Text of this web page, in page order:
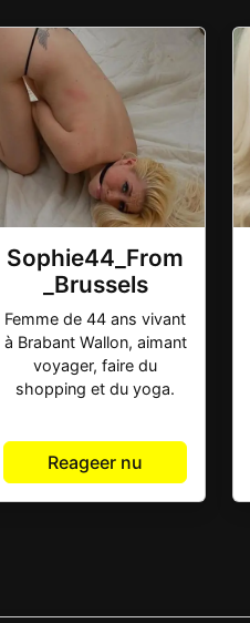
Sophie44_From
_Brussels
Femme de 44 ans vivant
à Brabant Wallon, aimant
voyager, faire du
shopping et du yoga.
Reageer nu